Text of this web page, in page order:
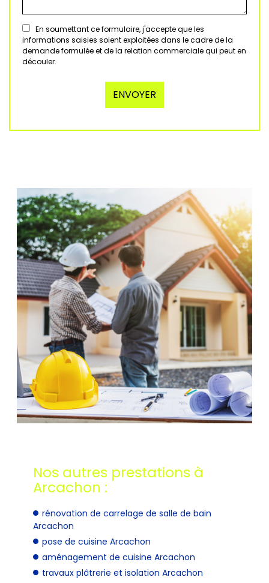
En soumettant ce formulaire, j'accepte que les
informations saisies soient exploitées dans le cadre de la
demande formulée et de la relation commerciale qui peut en
découler.
Nos autres prestations à
Arcachon :
rénovation de carrelage de salle de bain
Arcachon
pose de cuisine Arcachon
aménagement de cuisine Arcachon
travaux plâtrerie et isolation Arcachon